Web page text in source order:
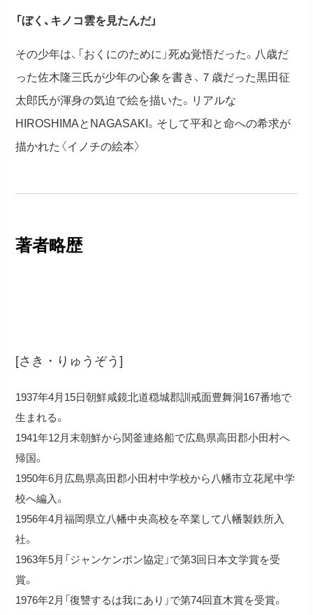
「ぼく、キノコ雲を見たんだ」
その少年は、「おくにのために」死ぬ覚悟だった。八歳だ
った佐木隆三氏が少年の心象を書き、７歳だった黒田征
太郎氏が渾身の気迫で絵を描いた。リアルな
HIROSHIMAとNAGASAKI。そして平和と命への希求が
描かれた〈イノチの絵本〉
著者略歴
[さき・りゅうぞう]
1937年4月15日朝鮮咸鏡北道穏城郡訓戒面豊舞洞167番地で
生まれる。
1941年12月末朝鮮から関釜連絡船で広島県高田郡小田村へ
帰国。
1950年6月広島県高田郡小田村中学校から八幡市立花尾中学
校へ編入。
1956年4月福岡県立八幡中央高校を卒業して八幡製鉄所入
社。
1963年5月「ジャンケンポン協定」で第3回日本文学賞を受
賞。
1976年2月「復讐するは我にあり」で第74回直木賞を受賞。